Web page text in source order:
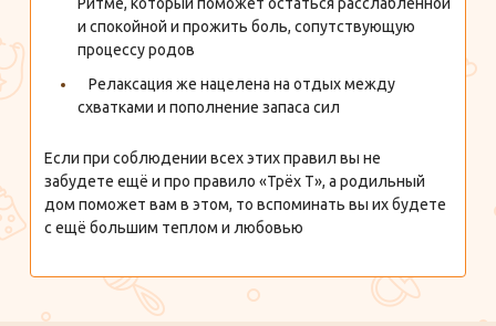
и спокойной и прожить боль, сопутствующую
процессу родов ⠀
Релаксация же нацелена на отдых между
схватками и пополнение запаса сил ⠀
Если при соблюдении всех этих правил вы не
забудете ещё и про правило «Трёх Т», а родильный
дом поможет вам в этом, то вспоминать вы их будете
с ещё большим теплом и любовью